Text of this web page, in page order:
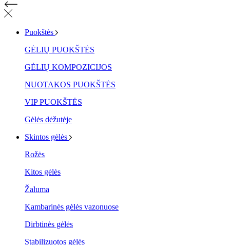
Puokštės
GĖLIŲ PUOKŠTĖS
GĖLIŲ KOMPOZICIJOS
NUOTAKOS PUOKŠTĖS
VIP PUOKŠTĖS
Gėlės dėžutėje
Skintos gėlės
Rožės
Kitos gėlės
Žaluma
Kambarinės gėlės vazonuose
Dirbtinės gėlės
Stabilizuotos gėlės